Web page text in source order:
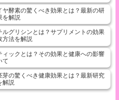
ヤ酵素の驚くべき効果とは？最新の研
を解説
ルグリシンとは？サプリメントの効果
方法を解説
ィックとは？その効果と健康への影響
て
芽の驚くべき健康効果とは？最新研究
解説